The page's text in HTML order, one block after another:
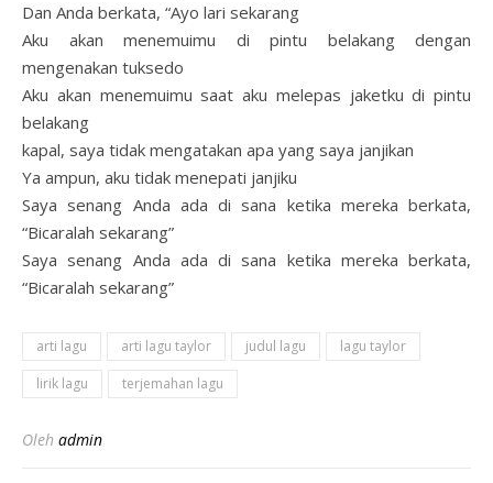
Dan Anda berkata, “Ayo lari sekarang
Aku akan menemuimu di pintu belakang dengan
mengenakan tuksedo
Aku akan menemuimu saat aku melepas jaketku di pintu
belakang
kapal, saya tidak mengatakan apa yang saya janjikan
Ya ampun, aku tidak menepati janjiku
Saya senang Anda ada di sana ketika mereka berkata,
“Bicaralah sekarang”
Saya senang Anda ada di sana ketika mereka berkata,
“Bicaralah sekarang”
arti lagu arti lagu taylor judul lagu
lagu taylor
lirik lagu
terjemahan lagu
Oleh admin